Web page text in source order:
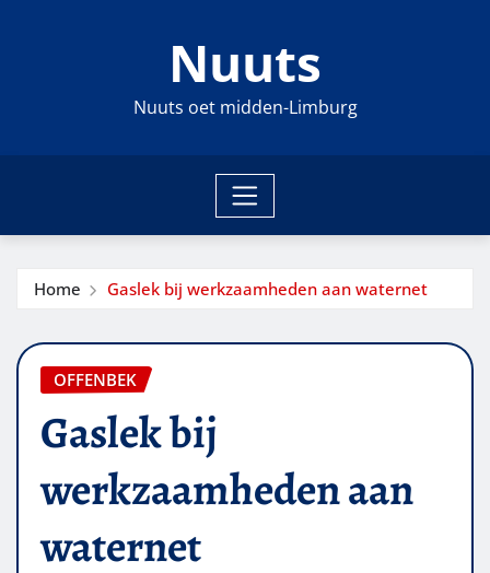
Nuuts
Nuuts oet midden-Limburg
Home Gaslek bij werkzaamheden aan waternet
OFFENBEK
Gaslek bij
werkzaamheden aan
waternet